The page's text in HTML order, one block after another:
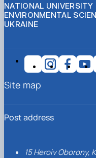
NATIONAL UNIVERSITY
ENVIRONMENTAL
UKRAINE
Post address
15 Heroiv Oborony,
Site map